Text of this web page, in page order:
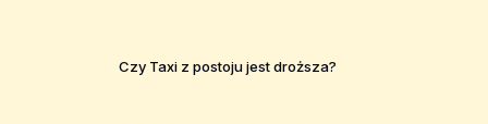
Czy Taxi z postoju jest droższa?